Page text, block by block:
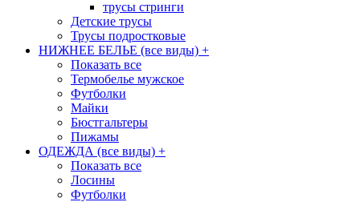
трусы стринги
Детские трусы
Трусы подростковые
НИЖНЕЕ БЕЛЬЕ (все виды) +
Показать все
Термобелье мужское
Футболки
Майки
Бюстгальтеры
Пижамы
ОДЕЖДА (все виды) +
Показать все
Лосины
Футболки